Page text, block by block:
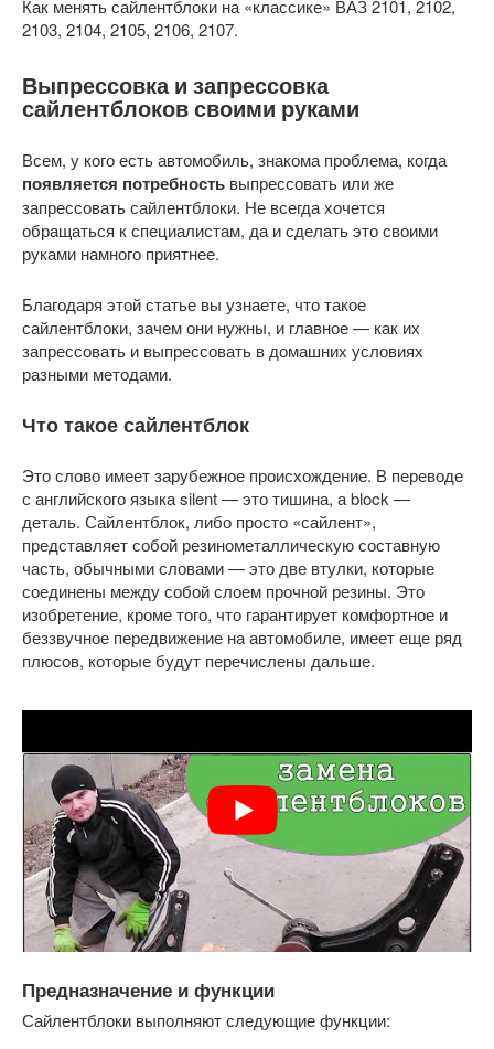
Как менять сайлентблоки на «классике» ВАЗ 2101, 2102,
2103, 2104, 2105, 2106, 2107.
Выпрессовка и запрессовка
сайлентблоков своими руками
Всем, у кого есть автомобиль, знакома проблема, когда
появляется потребность выпрессовать или же
запрессовать сайлентблоки. Не всегда хочется
обращаться к специалистам, да и сделать это своими
руками намного приятнее.
Благодаря этой статье вы узнаете, что такое
сайлентблоки, зачем они нужны, и главное — как их
запрессовать и выпрессовать в домашних условиях
разными методами.
Что такое сайлентблок
Это слово имеет зарубежное происхождение. В переводе
с английского языка silent — это тишина, а block —
деталь. Сайлентблок, либо просто «сайлент»,
представляет собой резинометаллическую составную
часть, обычными словами — это две втулки, которые
соединены между собой слоем прочной резины. Это
изобретение, кроме того, что гарантирует комфортное и
беззвучное передвижение на автомобиле, имеет еще ряд
плюсов, которые будут перечислены дальше.
Предназначение и функции
Сайлентблоки выполняют следующие функции: